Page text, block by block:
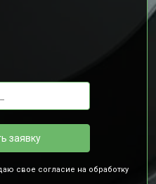
заявку
свое согласие на обработку